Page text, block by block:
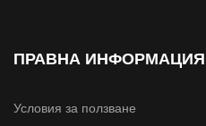
ПРАВНА ИНФОРМАЦИЯ
Условия за ползване